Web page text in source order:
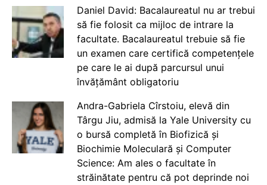
Daniel David: Bacalaureatul nu ar trebui
să fie folosit ca mijloc de intrare la
facultate. Bacalaureatul trebuie să fie
un examen care certifică competențele
pe care le ai după parcursul unui
învățământ obligatoriu
Andra-Gabriela Cîrstoiu, elevă din
Târgu Jiu, admisă la Yale University cu
o bursă completă în Biofizică și
Biochimie Moleculară și Computer
Science: Am ales o facultate în
străinătate pentru că pot deprinde noi